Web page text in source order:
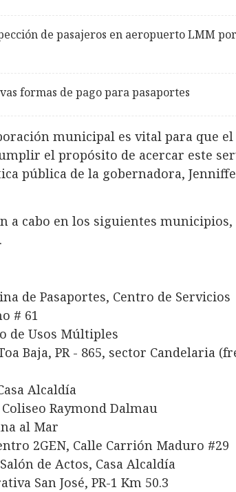
de pasajeros en aeropuerto LMM
formas de pago para pasaportes
municipal es vital para que el
el propósito de acercar este
pública de la gobernadora,
a cabo en los siguientes municipios,
de Pasaportes, Centro de Servicios
# 61
de Usos Múltiples
Baja, PR - 865, sector Candelaria
Alcaldía
Raymond Dalmau
al Mar
2GEN, Calle Carrión Maduro #29
de Actos, Casa Alcaldía
San José, PR-1 Km 50.3